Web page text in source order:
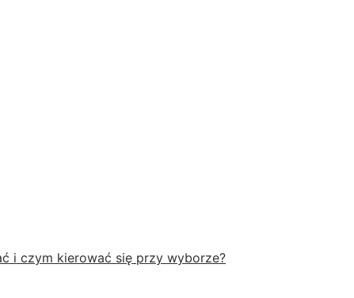
i czym kierować się przy wyborze?